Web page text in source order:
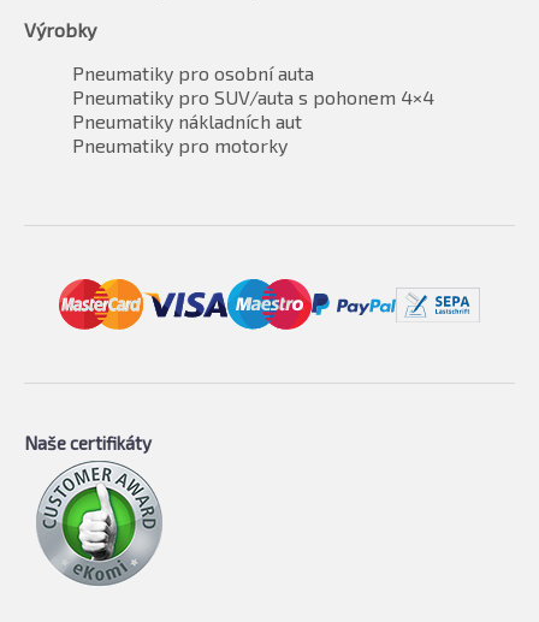
Výrobky
Pneumatiky pro osobní auta
Pneumatiky pro SUV/auta s pohonem 4×4
Pneumatiky nákladních aut
Pneumatiky pro motorky
Naše certifikáty